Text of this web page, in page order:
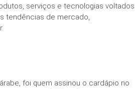
serviços e tecnologias voltados
tendências de mercado,
foi quem assinou o cardápio no